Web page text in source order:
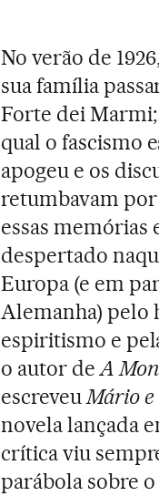
No verão de
sua família
Forte dei
qual o fascismo
apogeu e os
retumbavam
essas memórias
despertado
Europa (e em
Alemanha) pelo
espiritismo e
o autor deA
escreveuMário e
novela lançada
crítica viu
parábola sobre